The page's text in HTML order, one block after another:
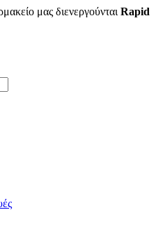
μας διενεργούνται Rapid